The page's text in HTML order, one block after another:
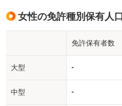
女性の免許種別保有人口
免許保有者数
大型 -
中型 -